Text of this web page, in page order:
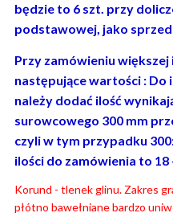
będzie to 6 szt. przy
podstawowej, jako
Przy zamówieniu
następujące wartości : Do
należy dodać ilość
surowcowego 300 mm
czyli w tym przypadku
ilości do zamówienia to 18
Korund - tlenek glinu. Zakres
płótno bawełniane bardzo